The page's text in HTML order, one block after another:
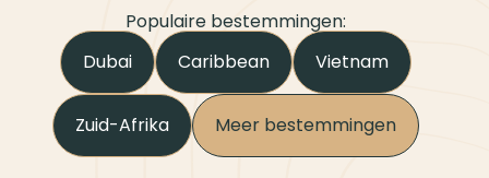
Populaire bestemmingen:
Dubai
Caribbean Vietnam
Zuid-Afrika Meer bestemmingen